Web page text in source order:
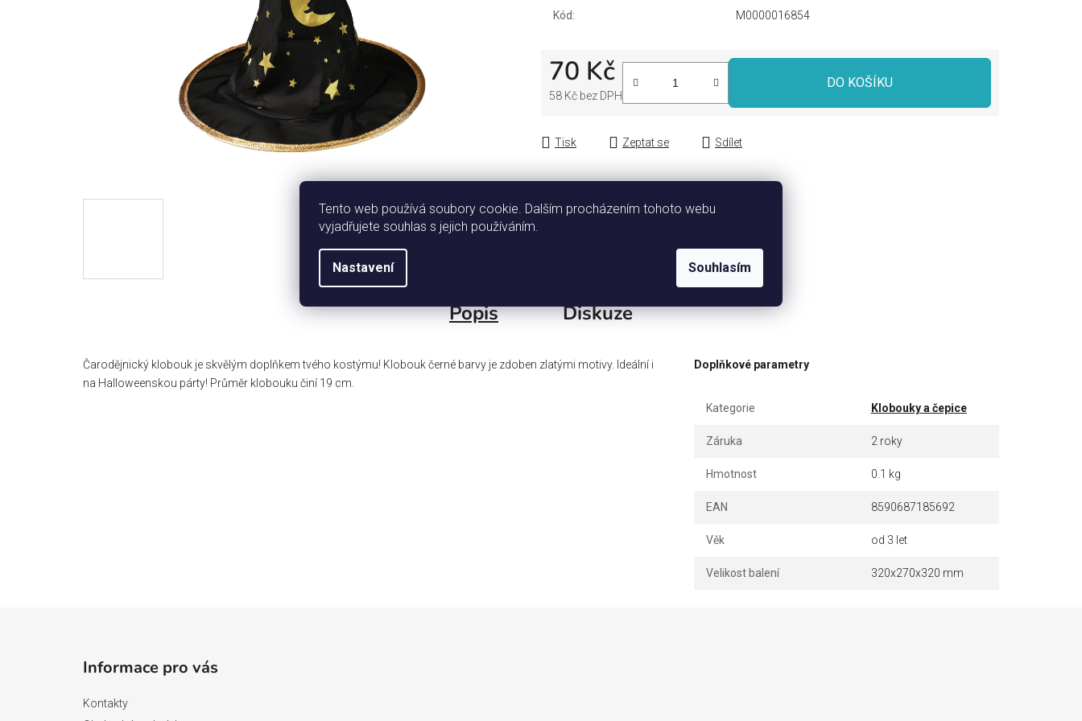
Tento web používá soubory cookie. Dalším procházením tohoto webu
vyjadřujete souhlas s jejich používáním.
Nastavení Souhlasím
Kód: M0000016854
70 Kč
58 Kč bez DPH
DO KOŠÍKU
Tisk Zeptat se Sdílet
Popis Diskuze
Čarodějnický klobouk je skvělým doplňkem tvého kostýmu! Klobouk černé barvy je zdoben zlatými motivy. Ideální i
na Halloweenskou párty! Průměr klobouku činí 19 cm.
Doplňkové parametry
Kategorie Klobouky a čepice
Záruka 2 roky
Hmotnost 0.1 kg
EAN 8590687185692
Věk od 3 let
Velikost balení 320x270x320 mm
Informace pro vás
Kontakty